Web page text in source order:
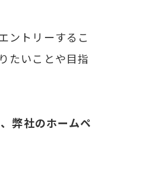
ントリーするこ
たいことや目指
弊社のホームペ